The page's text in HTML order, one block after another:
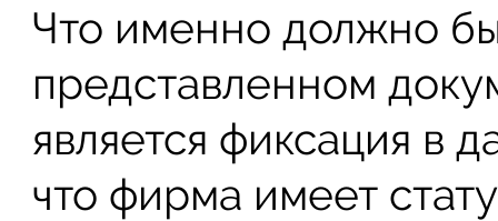
Что именно должно
представленном
является фиксация в
что фирма имеет